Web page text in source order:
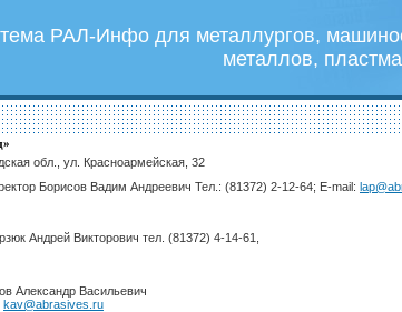
РАЛ-Инфо для металлургов,
металлов,
обл., ул. Красноармейская, 32
Борисов Вадим Андреевич Тел.: (81372) 2-12-64; E-mail:
Андрей Викторович тел. (81372) 4-14-61,
Александр Васильевич
kav@abrasives.ru